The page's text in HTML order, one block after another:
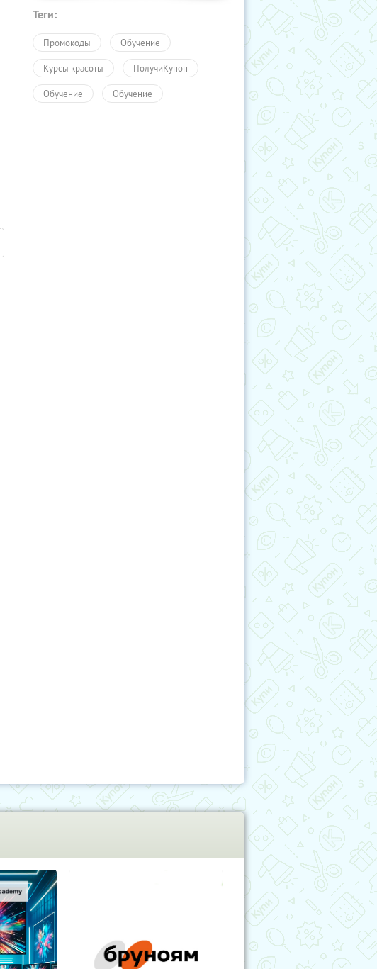
Теги:
Промокоды Обучение
Курсы красоты ПолучиКупон
Обучение Обучение